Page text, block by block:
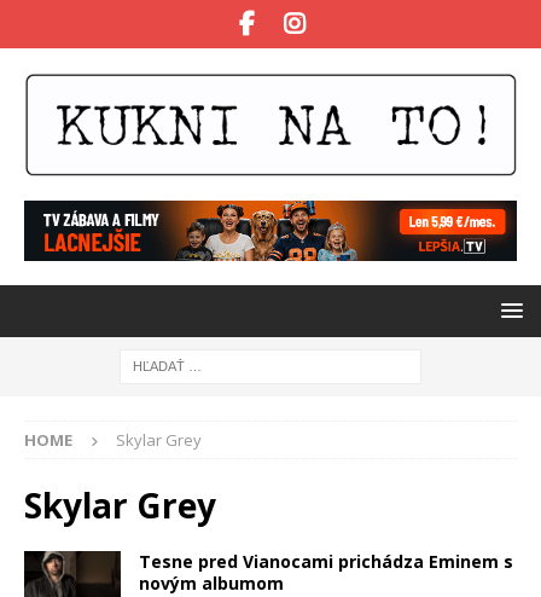
HOME Skylar Grey
Skylar Grey
Tesne pred Vianocami prichádza Eminem s
novým albumom